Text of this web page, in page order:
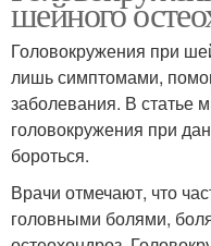
шейного
Головокружения при
лишь симптомами,
заболевания. В статье
головокружения при
бороться.
Врачи отмечают, что
головными болями,